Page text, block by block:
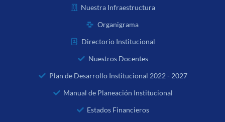
Nuestra Infraestructura
Organigrama
Directorio Institucional
Nuestros Docentes
Plan de Desarrollo Institucional 2022 - 2027
Manual de Planeación Institucional
Estados Financieros